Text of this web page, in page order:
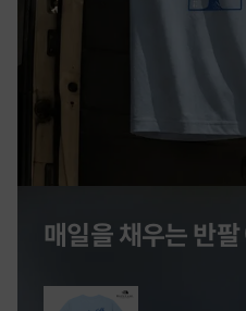
매일을 채우는 반